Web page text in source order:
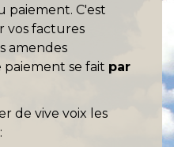
paiement. C'est
vos factures
amendes
se fait par
de vive voix les